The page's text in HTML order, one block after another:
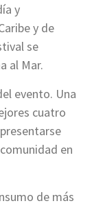
y
y de
se
al Mar.
evento. Una
cuatro
en
de más